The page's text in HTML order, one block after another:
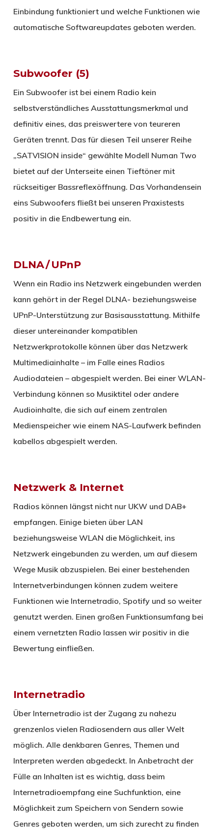
Einbindung funktioniert und welche Funktionen wie
automatische Softwareupdates geboten werden.
Subwoofer (5)
Ein Subwoofer ist bei einem Radio kein
selbstverständliches Ausstattungsmerkmal und
definitiv eines, das preiswertere von teureren
Geräten trennt. Das für diesen Teil unserer Reihe
„SATVISION inside“ gewählte Modell Numan Two
bietet auf der Unterseite einen Tieftöner mit
rückseitiger Bassreflexöffnung. Das Vorhandensein
eins Subwoofers fließt bei unseren Praxistests
positiv in die Endbewertung ein.
DLNA / UPnP
Wenn ein Radio ins Netzwerk eingebunden werden
kann gehört in der Regel DLNA- beziehungsweise
UPnP-Unterstützung zur Basisausstattung. Mithilfe
dieser untereinander kompatiblen
Netzwerkprotokolle können über das Netzwerk
Multimediainhalte – im Falle eines Radios
Audiodateien – abgespielt werden. Bei einer WLAN-
Verbindung können so Musiktitel oder andere
Audioinhalte, die sich auf einem zentralen
Medienspeicher wie einem NAS-Laufwerk befinden
kabellos abgespielt werden.
Netzwerk & Internet
Radios können längst nicht nur UKW und DAB+
empfangen. Einige bieten über LAN
beziehungsweise WLAN die Möglichkeit, ins
Netzwerk eingebunden zu werden, um auf diesem
Wege Musik abzuspielen. Bei einer bestehenden
Internetverbindungen können zudem weitere
Funktionen wie Internetradio, Spotify und so weiter
genutzt werden. Einen großen Funktionsumfang bei
einem vernetzten Radio lassen wir positiv in die
Bewertung einfließen.
Internetradio
Über Internetradio ist der Zugang zu nahezu
grenzenlos vielen Radiosendern aus aller Welt
möglich. Alle denkbaren Genres, Themen und
Interpreten werden abgedeckt. In Anbetracht der
Fülle an Inhalten ist es wichtig, dass beim
Internetradioempfang eine Suchfunktion, eine
Möglichkeit zum Speichern von Sendern sowie
Genres geboten werden, um sich zurecht zu finden